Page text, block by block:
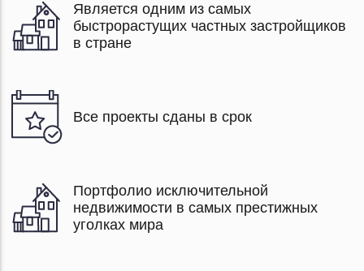
Является одним из самых
быстрорастущих частных застройщиков
в стране
Все проекты сданы в срок
Портфолио исключительной
недвижимости в самых престижных
уголках мира